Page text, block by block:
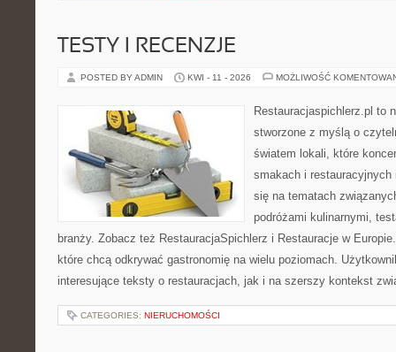
TESTY I RECENZJE
POSTED BY ADMIN KWI - 11 - 2026 MOŻLIWOŚĆ
Restauracjaspichlerz.pl to
stworzone z myślą o
światem lokali, które
smakach i
się na tematach
podróżami kulinarnymi,
branży. Zobacz też RestauracjaSpichlerz i Restauracje w
które chcą odkrywać gastronomię na wielu poziomach.
interesujące teksty o restauracjach, jak i na szerszy kontekst
CATEGORIES: NIERUCHOMOŚCI